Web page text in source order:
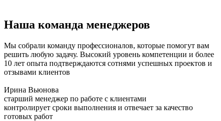
Наша команда менеджеров
Мы собрали команду профессионалов, которые помогут вам
решить любую задачу. Высокий уровень компетенции и более
10 лет опыта подтверждаются сотнями успешных проектов и
отзывами клиентов
Ирина Вьюнова
старший менеджер по работе с клиентами
контролирует сроки выполнения и отвечает за качество
готовых работ